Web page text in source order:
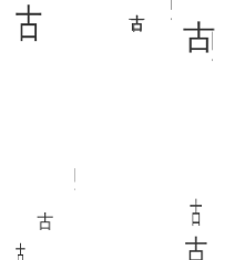
古
古
古
古
古
古
古
古